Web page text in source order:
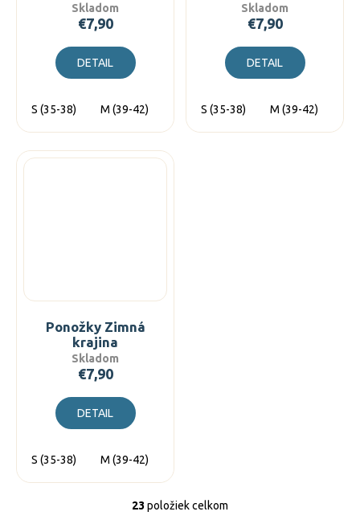
Skladom
€7,90
DETAIL
S (35-38) M (39-42) L (43-46)
Skladom
€7,90
DETAIL
S (35-38) M (39-42)
Ponožky Zimná
krajina
Skladom
€7,90
DETAIL
S (35-38) M (39-42)
O
23 položiek celkom